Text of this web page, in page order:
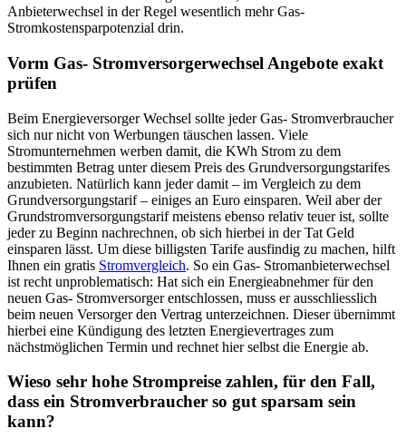
Anbieterwechsel in der Regel wesentlich mehr Gas-
Stromkostensparpotenzial drin.
Vorm Gas- Stromversorgerwechsel Angebote exakt
prüfen
Beim Energieversorger Wechsel sollte jeder Gas- Stromverbraucher
sich nur nicht von Werbungen täuschen lassen. Viele
Stromunternehmen werben damit, die KWh Strom zu dem
bestimmten Betrag unter diesem Preis des Grundversorgungstarifes
anzubieten. Natürlich kann jeder damit – im Vergleich zu dem
Grundversorgungstarif – einiges an Euro einsparen. Weil aber der
Grundstromversorgungstarif meistens ebenso relativ teuer ist, sollte
jeder zu Beginn nachrechnen, ob sich hierbei in der Tat Geld
einsparen lässt. Um diese billigsten Tarife ausfindig zu machen, hilft
Ihnen ein gratis Stromvergleich. So ein Gas- Stromanbieterwechsel
ist recht unproblematisch: Hat sich ein Energieabnehmer für den
neuen Gas- Stromversorger entschlossen, muss er ausschliesslich
beim neuen Versorger den Vertrag unterzeichnen. Dieser übernimmt
hierbei eine Kündigung des letzten Energievertrages zum
nächstmöglichen Termin und rechnet hier selbst die Energie ab.
Wieso sehr hohe Strompreise zahlen, für den Fall,
dass ein Stromverbraucher so gut sparsam sein
kann?